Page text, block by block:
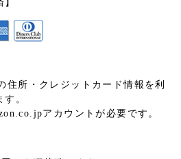
住所・クレジットカード情報を利
。
アカウントが必要です。